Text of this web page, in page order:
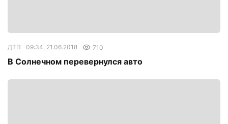
ДТП 09:34, 21.06.2018 710
В Солнечном перевернулся авто